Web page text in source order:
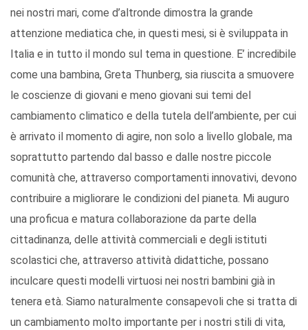
nei nostri mari, come d’altronde dimostra la grande
attenzione mediatica che, in questi mesi, si è sviluppata in
Italia e in tutto il mondo sul tema in questione. E’ incredibile
come una bambina, Greta Thunberg, sia riuscita a smuovere
le coscienze di giovani e meno giovani sui temi del
cambiamento climatico e della tutela dell’ambiente, per cui
è arrivato il momento di agire, non solo a livello globale, ma
soprattutto partendo dal basso e dalle nostre piccole
comunità che, attraverso comportamenti innovativi, devono
contribuire a migliorare le condizioni del pianeta. Mi auguro
una proficua e matura collaborazione da parte della
cittadinanza, delle attività commerciali e degli istituti
scolastici che, attraverso attività didattiche, possano
inculcare questi modelli virtuosi nei nostri bambini già in
tenera età. Siamo naturalmente consapevoli che si tratta di
un cambiamento molto importante per i nostri stili di vita,